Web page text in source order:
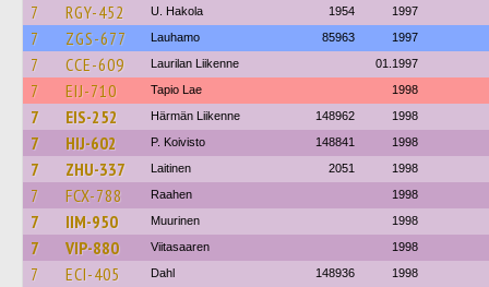
7 RGY-452 U. Hakola 1954 1997
7 ZGS-677 Lauhamo 85963 1997
7 CCE-609 Laurilan Liikenne 01.1997
7 EIJ-710 Tapio Lae 1998
7 EIS-252 Härmän Liikenne 148962 1998
7 HIJ-602 P. Koivisto 148841 1998
7 ZHU-337 Laitinen 2051 1998
7 FCX-788 Raahen 1998
7 IIM-950 Muurinen 1998
7 VIP-880 Viitasaaren 1998
7 ECI-405 Dahl 148936 1998